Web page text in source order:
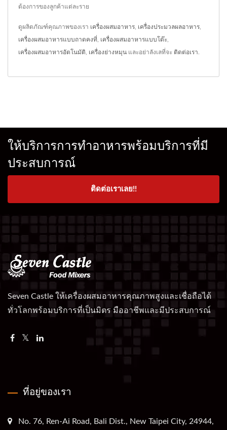
ต้องการของลูกค้าแต่ละราย
ดูผลิตภัณฑ์คุณภาพของเรา เครื่องผสมอาหาร เครื่องประมวลผลอาหาร
เครื่องผสมอาหารแบบถาดคงที่ เครื่องผสมอาหารแบบโต๊ะ
เครื่องผสมอาหารอัตโนมัติ เครื่องย่างหมุน และอย่าลังเลที่จะ ติดต่อเรา
ให้บริการการทำอาหารพร้อมบริการที่มี
ประสบการณ์
ติดต่อเราเลย!!
Seven Castle ให้เครื่องผสมอาหารคุณภาพสูงและเชื่อถือได้
ทั่วโลกพร้อมบริการที่เป็นมิตร มืออาชีพและมีประสบการณ์
ที่อยู่ของเรา
No. 76, Ren-Ai Road, Bali Dist., New Taipei City, 24944,